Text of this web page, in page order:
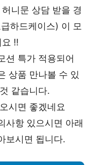
니문 상담 받을 경
하드케이스) 이 모
!!
션 특가 적용되어
상품 만나볼 수 있
같습니다.
시면 좋겠네요
사항 있으시면 아래
보시면 됩니다.